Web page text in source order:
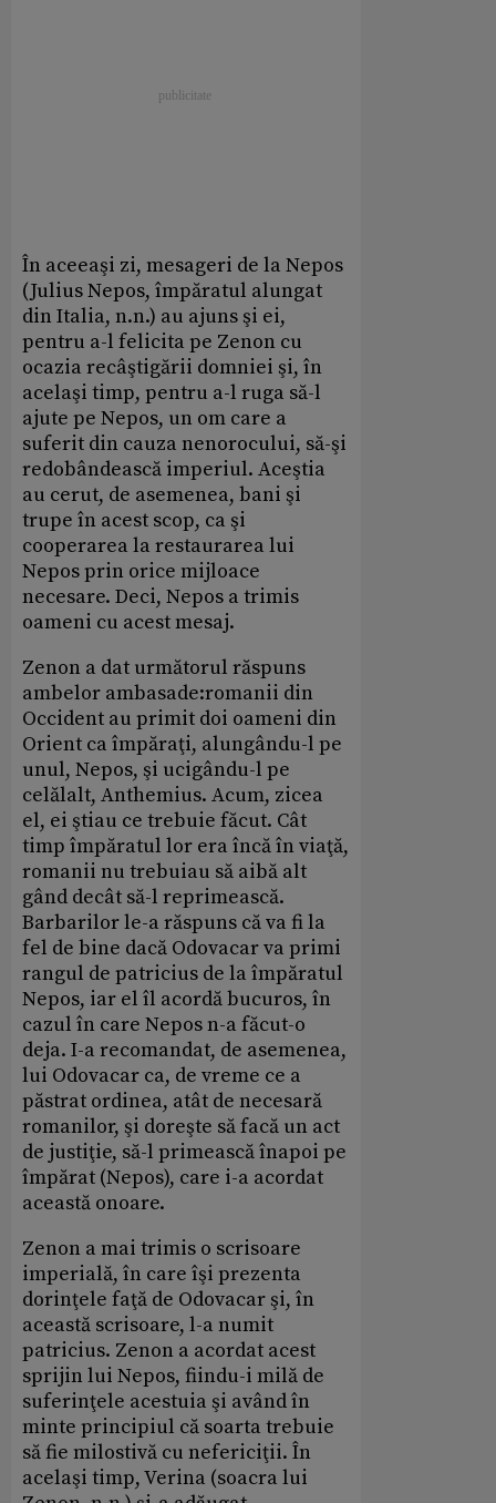
În aceeaşi zi, mesageri de la Nepos
(Julius Nepos, împăratul alungat
din Italia, n.n.) au ajuns şi ei,
pentru a-l felicita pe Zenon cu
ocazia recâştigării domniei şi, în
acelaşi timp, pentru a-l ruga să-l
ajute pe Nepos, un om care a
suferit din cauza nenorocului, să-şi
redobândească imperiul. Aceştia
au cerut, de asemenea, bani şi
trupe în acest scop, ca şi
cooperarea la restaurarea lui
Nepos prin orice mijloace
necesare. Deci, Nepos a trimis
oameni cu acest mesaj.
Zenon a dat următorul răspuns
ambelor ambasade:romanii din
Occident au primit doi oameni din
Orient ca împăraţi, alungându-l pe
unul, Nepos, şi ucigându-l pe
celălalt, Anthemius. Acum, zicea
el, ei ştiau ce trebuie făcut. Cât
timp împăratul lor era încă în viaţă,
romanii nu trebuiau să aibă alt
gând decât să-l reprimească.
Barbarilor le-a răspuns că va fi la
fel de bine dacă Odovacar va primi
rangul de patricius de la împăratul
Nepos, iar el îl acordă bucuros, în
cazul în care Nepos n-a făcut-o
deja. I-a recomandat, de asemenea,
lui Odovacar ca, de vreme ce a
păstrat ordinea, atât de necesară
romanilor, şi doreşte să facă un act
de justiţie, să-l primească înapoi pe
împărat (Nepos), care i-a acordat
această onoare.
Zenon a mai trimis o scrisoare
imperială, în care îşi prezenta
dorinţele faţă de Odovacar şi, în
această scrisoare, l-a numit
patricius. Zenon a acordat acest
sprijin lui Nepos, fiindu-i milă de
suferinţele acestuia şi având în
minte principiul că soarta trebuie
să fie milostivă cu nefericiţii. În
acelaşi timp, Verina (soacra lui